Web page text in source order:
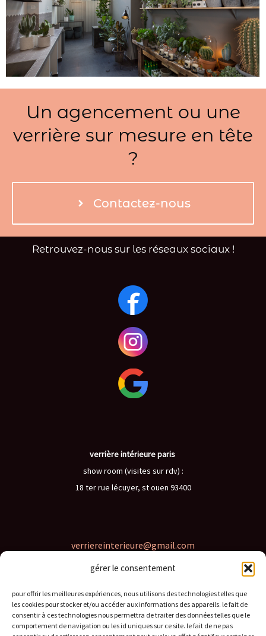
gérer le consentement
pour offrir les meilleures expériences, nous utilisons des technologies telles que
les cookies pour stocker et/ou accéder aux informations des appareils. le fait de
consentir à ces technologies nous permettra de traiter des données telles que le
comportement de navigation ou les id uniques sur ce site. le fait de ne pas
Un agencement ou une
verrière sur mesure en tête
?
Contactez-nous
Retrouvez-nous sur les réseaux sociaux !
verrière intérieure paris
show room (visites sur rdv) :
18 ter rue lécuyer, st ouen 93400
verriereinterieure@gmail.com
06 62 46 82 97